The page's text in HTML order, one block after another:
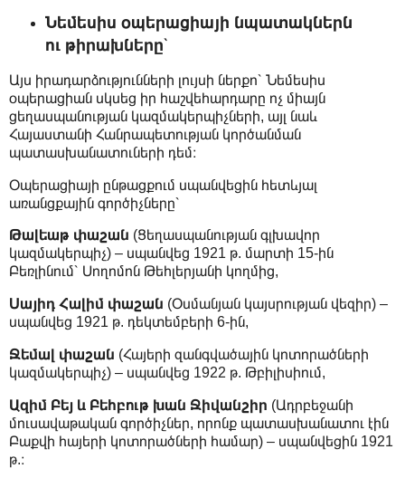
Նեմեսիս օպերացիայի նպատակներն
ու թիրախները՝
Այս իրադարձությունների լույսի ներքո՝ Նեմեսիս
օպերացիան սկսեց իր հաշվեհարդարը ոչ միայն
ցեղասպանության կազմակերպիչների, այլ նաև
Հայաստանի Հանրապետության կործանման
պատասխանատուների դեմ։
Օպերացիայի ընթացքում սպանվեցին հետևյալ
առանցքային գործիչները՝
Թալեաթ փաշան (Ցեղասպանության գլխավոր
կազմակերպիչ) – սպանվեց 1921 թ. մարտի 15-ին
Բեռլինում՝ Սողոմոն Թեհլերյանի կողմից,
Սայիդ Հալիմ փաշան (Օսմանյան կայսրության վեզիր) –
սպանվեց 1921 թ. դեկտեմբերի 6-ին,
Ջեմալ փաշան (Հայերի զանգվածային կոտորածների
կազմակերպիչ) – սպանվեց 1922 թ. Թբիլիսիում,
Ազիմ Բեյ և Բեհբութ խան Ջիվանշիր (Ադրբեջանի
մուսավաթական գործիչներ, որոնք պատասխանատու էին
Բաքվի հայերի կոտորածների համար) – սպանվեցին 1921
թ.։